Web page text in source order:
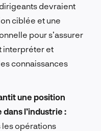
devraient
ciblée et une
pour s’assurer
interpréter et
connaissances
une position
l’industrie :
les opérations